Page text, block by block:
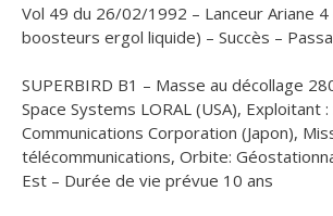
Vol 49 du 26/02/1992 – Lanceur Ariane 4
boosteurs ergol liquide) – Succès –
SUPERBIRD B1 – Masse au décollage
Space Systems LORAL (USA), Exploitant :
Communications Corporation (Japon),
télécommunications, Orbite:
Est – Durée de vie prévue 10 ans